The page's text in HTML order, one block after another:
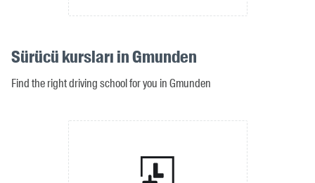
Sürücü kursları in Gmunden
Find the right driving school for you in Gmunden